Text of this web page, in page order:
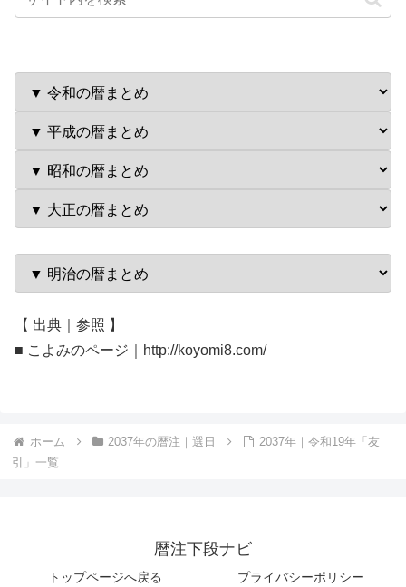
【 出典｜参照 】
■ こよみのページ｜http://koyomi8.com/
ホーム 2037年の暦注｜選日
2037年｜令和19年「友
引」一覧
暦注下段ナビ
トップページへ戻る プライバシーポリシー